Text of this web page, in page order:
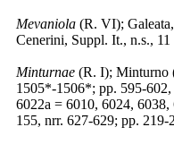
Mevaniola (R. VI);
Cenerini, Suppl. It., n.s.,
Minturnae (R. I); Minturno
1505*-1506*; pp. 595-602,
6022a = 6010, 6024,
155, nrr. 627-629; pp.